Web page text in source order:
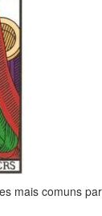
mais comuns